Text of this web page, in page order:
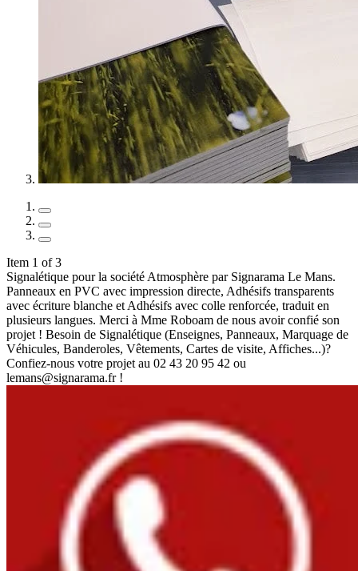
Item 1 of 3
Signalétique pour la société Atmosphère par Signarama Le Mans.
Panneaux en PVC avec impression directe, Adhésifs transparents
avec écriture blanche et Adhésifs avec colle renforcée, traduit en
plusieurs langues. Merci à Mme Roboam de nous avoir confié son
projet ! Besoin de Signalétique (Enseignes, Panneaux, Marquage de
Véhicules, Banderoles, Vêtements, Cartes de visite, Affiches...)?
Confiez-nous votre projet au 02 43 20 95 42 ou
lemans@signarama.fr !